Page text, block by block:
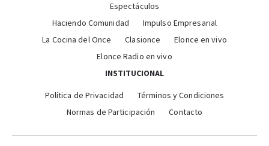
Espectáculos
Haciendo Comunidad
Impulso Empresarial
La Cocina del Once
Clasionce
Elonce en vivo
Elonce Radio en vivo
INSTITUCIONAL
Política de Privacidad
Términos y Condiciones
Normas de Participación
Contacto